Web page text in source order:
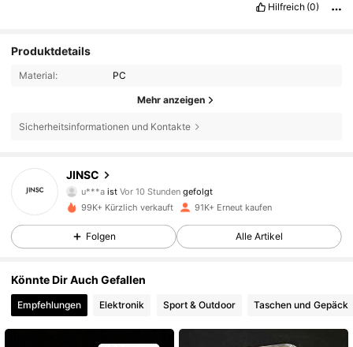
Hilfreich (0)
Produktdetails
Material: PC
Mehr anzeigen
Sicherheitsinformationen und Kontakte
JINSC
a***mist am Durchsuchen
4,84 6.5K Follower
4,84
99K+ Kürzlich verkauft 91K+ Erneut kaufen
Folgen Alle Artikel
Könnte Dir Auch Gefallen
Empfehlungen Elektronik Sport & Outdoor Taschen und Gepäck